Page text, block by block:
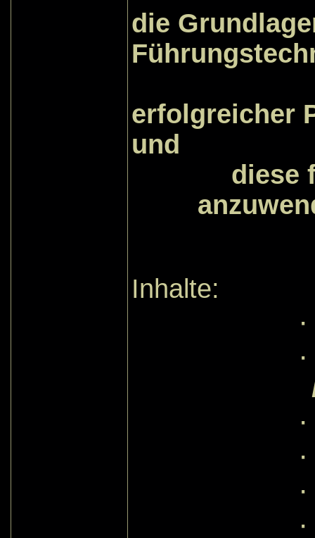
die
erfolgreicher
und
diese
Inhalte:
·
·
·
·
·
·